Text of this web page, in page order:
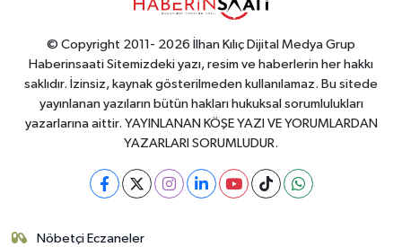
© Copyright 2011- 2026 İlhan Kılıç Dijital Medya Grup
Haberinsaati Sitemizdeki yazı, resim ve haberlerin her hakkı
saklıdır. İzinsiz, kaynak gösterilmeden kullanılamaz. Bu sitede
yayınlanan yazıların bütün hakları hukuksal sorumlulukları
yazarlarına aittir. YAYINLANAN KÖŞE YAZI VE YORUMLARDAN
YAZARLARI SORUMLUDUR.
Nöbetçi Eczaneler